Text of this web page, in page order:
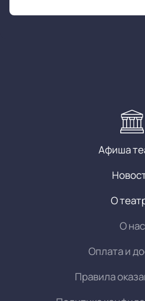
Афиша
О
О нас
Оплата и
Правила